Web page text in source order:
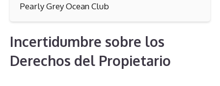
Pearly Grey Ocean Club
Incertidumbre sobre los
Derechos del Propietario